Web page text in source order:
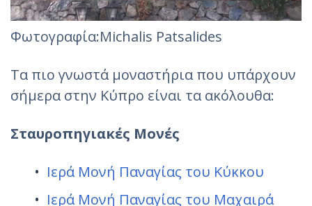
Φωτογραφία:Michalis Patsalides
Τα πιο γνωστά μοναστήρια που υπάρχουν
σήμερα στην Κύπρο είναι τα ακόλουθα:
Σταυροπηγιακές Μονές
Ιερά Μονή Παναγίας του Κύκκου
Ιερά Μονή Παναγίας του Μαχαιρά